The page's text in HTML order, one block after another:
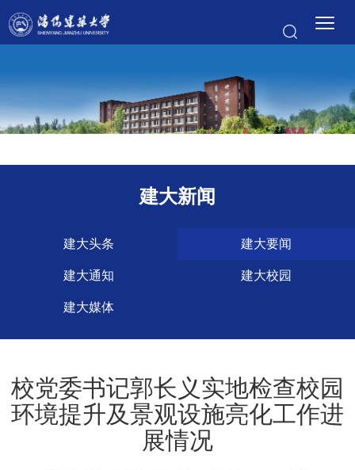
建大新闻
建大头条 建大要闻
建大通知 建大校园
建大媒体
校党委书记郭长义实地检查校园
环境提升及景观设施亮化工作进
展情况